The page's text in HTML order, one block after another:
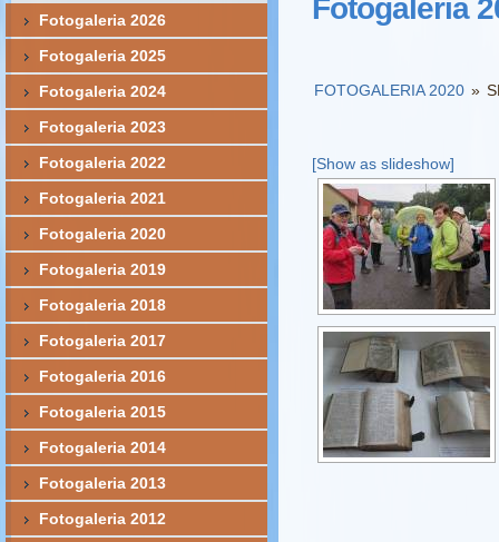
Fotogaleria
FOTOGALERIA 2020 »
[Show as slideshow]
Fotogaleria 2026
Fotogaleria 2025
Fotogaleria 2024
Fotogaleria 2023
Fotogaleria 2022
Fotogaleria 2021
Fotogaleria 2020
Fotogaleria 2019
Fotogaleria 2018
Fotogaleria 2017
Fotogaleria 2016
Fotogaleria 2015
Fotogaleria 2014
Fotogaleria 2013
Fotogaleria 2012